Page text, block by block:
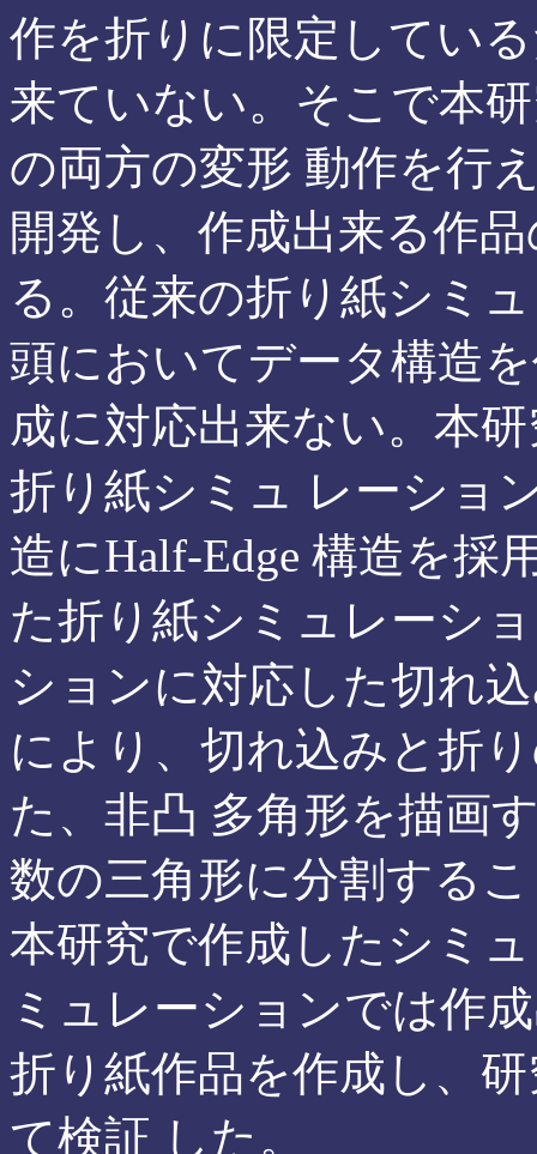
作を折りに限定してい
来ていない。そこで本
の両方の変形 動作を行
開発し、作成出来る作
る。従来の折り紙シミ
頭においてデータ構造
成に対応出来ない。本
折り紙シミュ レーショ
造にHalf-Edge 構造を採
た折り紙シミュレーシ
ションに対応した切れ
により、切れ込みと折
た、非凸 多角形を描画
数の三角形に分割する
本研究で作成したシミ
ミュレーションでは作
折り紙作品を作成し、
て検証 した。